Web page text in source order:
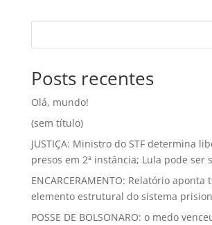
Posts recentes
Olá, mundo!
(sem título)
JUSTIÇA: Ministro do STF determina
presos em 2ª instância; Lula pode ser
ENCARCERAMENTO: Relatório
elemento estrutural do sistema
POSSE DE BOLSONARO: o medo